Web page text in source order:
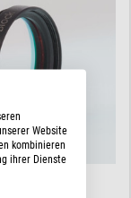
Website
kombinieren
ihrer Dienste